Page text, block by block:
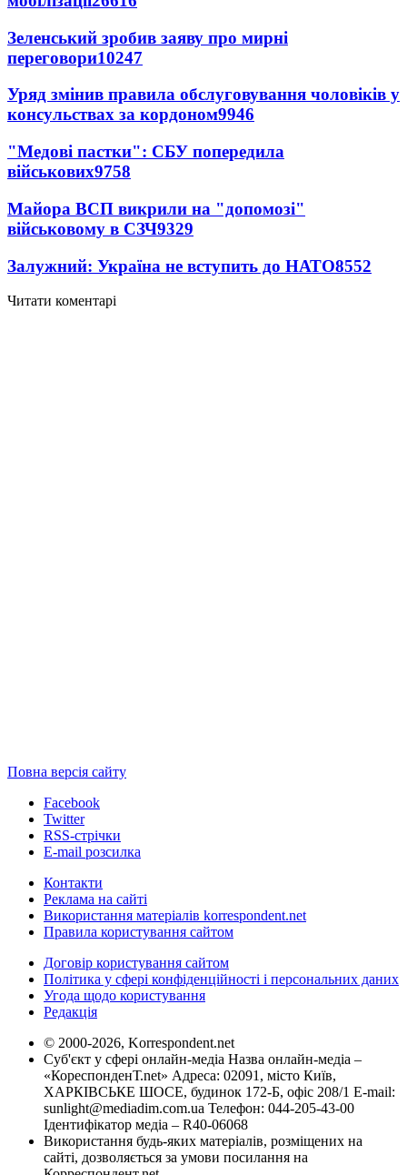
Зеленський зробив заяву про мирні
переговори10247
Уряд змінив правила обслуговування чоловіків у
консульствах за кордоном9946
"Медові пастки": СБУ попередила
військових9758
Майора ВСП викрили на "допомозі"
військовому в СЗЧ9329
Залужний: Україна не вступить до НАТО8552
Читати коментарі
Повна версія сайту
Facebook
Twitter
RSS-стрічки
E-mail розсилка
Контакти
Реклама на сайті
Використання матеріалів korrespondent.net
Правила користування сайтом
Договір користування сайтом
Політика у сфері конфіденційності і персональних даних
Угода щодо користування
Редакція
© 2000-2026, Korrespondent.net
Суб'єкт у сфері онлайн-медіа Назва онлайн-медіа –
«КореспонденТ.net» Адреса: 02091, місто Київ,
ХАРКІВСЬКЕ ШОСЕ, будинок 172-Б, офіс 208/1 E-mail:
sunlight@mediadim.com.ua Телефон: 044-205-43-00
Ідентифікатор медіа – R40-06068
Використання будь-яких матеріалів, розміщених на
сайті, дозволяється за умови посилання на